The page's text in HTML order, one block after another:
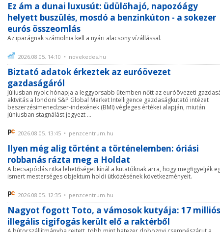
Ez ám a dunai luxusút: üdülőhajó, napozóágy
helyett buszülés, mosdó a benzinkúton - a sokezer
eurós összeomlás
Az iparágnak számolnia kell a nyári alacsony vízállással.
2026.08.05. 14:10 • novekedes.hu
Biztató adatok érkeztek az euróövezet
gazdaságáról
Júliusban nyolc hónapja a leggyorsabb ütemben nőtt az euróövezeti
aktvitás a londoni S&P Global Market Intelligence gazdaságkutató intézet
beszerzésimenedzser-indexének (BMI) végleges értékei alapján, miután
júniusban stagnálást jegyezt ...
2026.08.05. 13:45 • penzcentrum.hu
Ilyen még alig történt a történelemben: óriási
robbanás rázta meg a Holdat
A becsapódás ritka lehetőséget kínál a kutatóknak arra, hogy megfigyeljék
ismert mesterséges objektum holdi ütközésének következményeit.
2026.08.05. 12:35 • penzcentrum.hu
Nagyot fogott Toto, a vámosok kutyája: 17 milliós
illegális cigifogás került elő a raktérből